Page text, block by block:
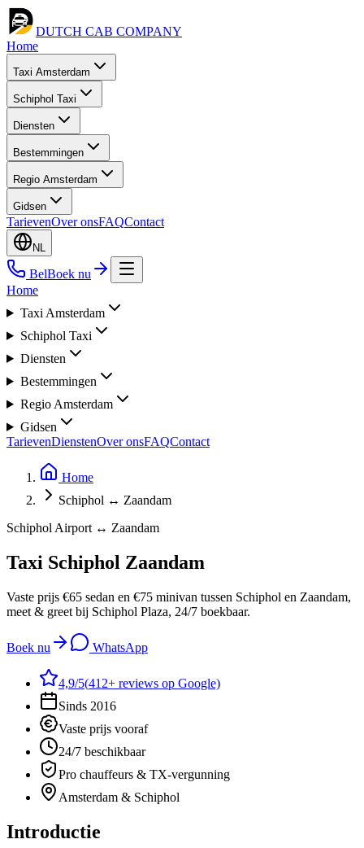
DUTCH CAB COMPANY
Home
Taxi Amsterdam
Schiphol Taxi
Diensten
Bestemmingen
Regio Amsterdam
Gidsen
TarievenOver onsFAQContact
NL
BelBoek nu
Home
Taxi Amsterdam
Schiphol Taxi
Diensten
Bestemmingen
Regio Amsterdam
Gidsen
TarievenDienstenOver onsFAQContact
Home
Schiphol ↔ Zaandam
Schiphol Airport ↔ Zaandam
Taxi Schiphol Zaandam
Vaste prijs €65 sedan en €75 minivan tussen Schiphol en Zaandam,
meet & greet bij Schiphol Plaza, 24/7 boekbaar.
Boek nu WhatsApp
4,9/5(412+ reviews op Google)
Sinds 2016
Vaste prijs vooraf
24/7 beschikbaar
Pro chauffeurs & TX-vergunning
Amsterdam & Schiphol
Introductie